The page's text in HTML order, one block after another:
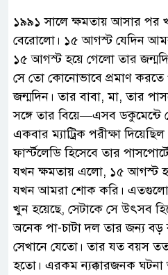
১৯৯১ সালে ক্ষমতায় আসার পর
বেরোলো। ১৫ আগস্ট যেদিন
১৫ আগস্ট হয়ে গেলো তার
সে তো কোনোভাবে প্রমাণ
জন্মদিন। তার বাবা, মা, তার
সঙ্গে তার বিয়ে—এসব
একবার ম্যাট্রিক পরীক্ষা
ফার্স্টলেডি হিসেবে তার
যখন ক্ষমতায় এলো, ১৫ আগস্ট
যখন আমরা শোক করি। এতগুলো
খুন হয়েছে, সেটাকে সে উৎসব
অনেক পা-চাটা দল তার জন্য বড়
সেখানে যেতো। তার যত বয়স
হতো। এরকম ন্যক্কারজনক ঘটনা